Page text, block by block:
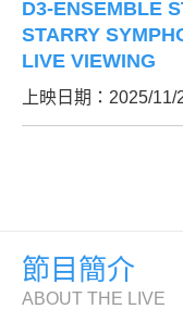
D3-ENSEMBLE
STARRY
LIVE VIEWING
上映日期：2025/11/
節目簡介
ABOUT THE LIVE